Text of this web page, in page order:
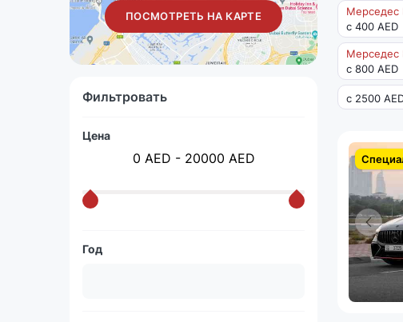
ПОСМОТРЕТЬ НА КАРТЕ
Фильтровать
Цена
0 AED - 20000 AED
Год
Мерседес
с 400 AED
Мерседес
с 800 AED
с 2500